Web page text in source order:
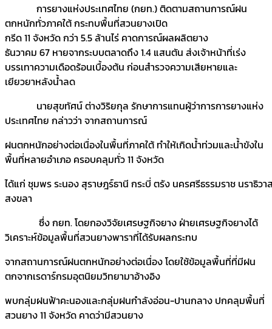
การยางแห่งประเทศไทย (กยท.) ติดตามสถานการณ์ฝน
ตกหนักทั่วภาคใต้ กระทบพื้นที่สวนยางเปิด
กรีด 11 จังหวัด กว่า 5.5 ล้านไร่ คาดการณ์ผลผลิตยาง
ธันวาคม 67 หายจากระบบตลาดถึง 1.4 แสนตัน ส่งเจ้าหน้าที่เร่ง
บรรเทาความเดือดร้อนเบื้องต้น ก่อนสำรวจความเสียหายและ
เยียวยาหลังน้ำลด
นายสุขทัศน์ ต่างวิริยกุล รักษาการแทนผู้ว่าการการยางแห่ง
ประเทศไทย กล่าวว่า จากสถานการณ์
ฝนตกหนักอย่างต่อเนื่องในพื้นที่ภาคใต้ ทำให้เกิดน้ำท่วมและน้ำขังใน
พื้นที่หลายอำเภอ ครอบคลุมทั่ว 11 จังหวัด
ได้แก่ ชุมพร ระนอง สุราษฎร์ธานี กระบี่ ตรัง นครศรีธรรมราช นราธิว
สงขลา
ซึ่ง กยท. โดยกองวิจัยเศรษฐกิจยาง ฝ่ายเศรษฐกิจยางได้
วิเคราะห์ข้อมูลพื้นที่สวนยางพาราที่ได้รับผลกระทบ
จากสถานการณ์ฝนตกหนักอย่างต่อเนื่อง โดยใช้ข้อมูลพื้นที่ที่มีฝน
ตกจากเรดาร์กรมอุตนิยมวิทยามาอ้างอิง
พบกลุ่มฝนฟ้าคะนองและกลุ่มฝนกำลังอ่อน-ปานกลาง ปกคลุมพื้นที่
สวนยาง 11 จังหวัด คาดว่ามีสวนยาง